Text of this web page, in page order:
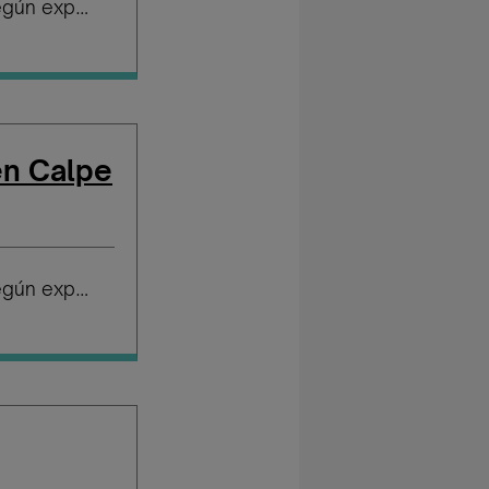
Salario según experiencia
Calpe
Salario según experiencia